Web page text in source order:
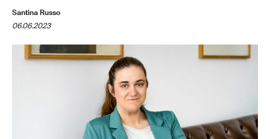
Santina Russo
06.06.2023